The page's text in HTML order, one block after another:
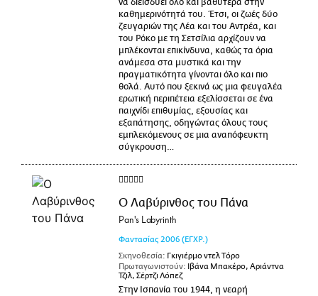
να διεισδύει όλο και βαθύτερα στην
καθημερινότητά του. Έτσι, οι ζωές δύο
ζευγαριών της Λέα και του Αντρέα, και
του Ρόκο με τη Σετσίλια αρχίζουν να
μπλέκονται επικίνδυνα, καθώς τα όρια
ανάμεσα στα μυστικά και την
πραγματικότητα γίνονται όλο και πιο
θολά. Αυτό που ξεκινά ως μια φευγαλέα
ερωτική περιπέτεια εξελίσσεται σε ένα
παιχνίδι επιθυμίας, εξουσίας και
εξαπάτησης, οδηγώντας όλους τους
εμπλεκόμενους σε μια αναπόφευκτη
σύγκρουση…
Ο Λαβύρινθος του Πάνα
Pan's Labyrinth
Φαντασίας 2006 (ΕΓΧΡ.)
Σκηνοθεσία: Γκιγιέρμο ντελ Τόρο
Πρωταγωνιστούν: Ιβάνα Μπακέρο, Αριάντνα
Τζιλ, Σέρτζι Λόπεζ
Στην Ισπανία του 1944, η νεαρή